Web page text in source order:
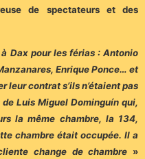
de spectateurs et des
Dax pour les férias : Antonio
Enrique Ponce… et
leur contrat s’ils n’étaient pas
Luis Miguel Dominguín qui,
la même chambre, la 134,
chambre était occupée. Il a
change de chambre »